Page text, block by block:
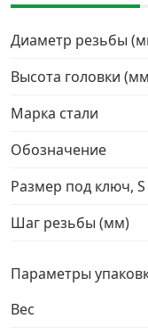
Хомуты и
Грузовой крепеж
Кронштейны и
Электро и
Диаметр резьбы
Высота головки
Марка стали
Обозначение
Размер под ключ, S
Шаг резьбы (мм)
Параметры
Вес